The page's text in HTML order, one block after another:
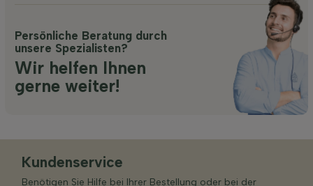
Persönliche Beratung durch
unsere Spezialisten?
Wir helfen Ihnen
gerne weiter!
Kundenservice
Benötigen Sie Hilfe bei Ihrer Bestellung oder bei der